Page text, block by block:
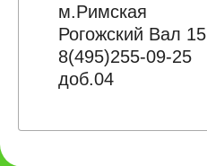
м.Римская
Рогожский Вал 15
8(495)255-09-25
доб.04